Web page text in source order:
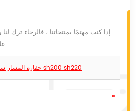
إذا كنت مهتمًا بمنتجاتنا ، فالرجاء ترك
حفارة المسار سوميتومو ل sh200 sh220